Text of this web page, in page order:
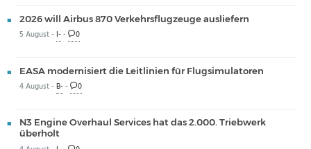
2026 will Airbus 870 Verkehrsflugzeuge ausliefern
5 August - I-- 0
EASA modernisiert die Leitlinien für Flugsimulatoren
4 August -B-- 0
N3 Engine Overhaul Services hat das 2.000. Triebwerk
überholt